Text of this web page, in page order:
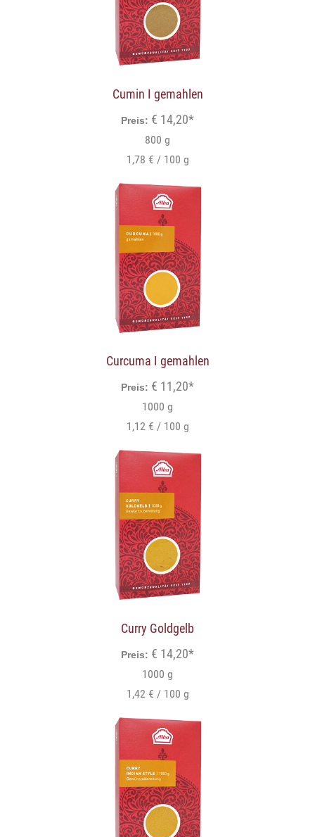
Cumin I gemahlen
Preis: € 14,20*
800 g
1,78 € / 100 g
Curcuma I gemahlen
Preis: € 11,20*
1000 g
1,12 € / 100 g
Curry Goldgelb
Preis: € 14,20*
1000 g
1,42 € / 100 g